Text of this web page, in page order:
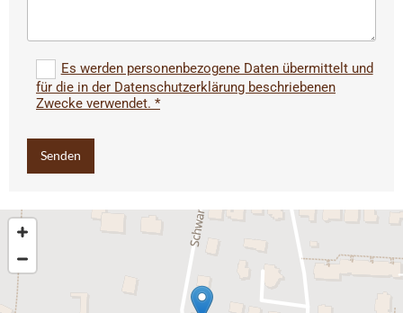
Es werden personenbezogene Daten übermittelt und
für die in der Datenschutzerklärung beschriebenen
Zwecke verwendet. *